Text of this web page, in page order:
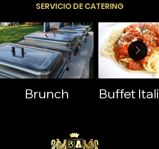
SERVICIO DE CATERING
Brunch Buffet